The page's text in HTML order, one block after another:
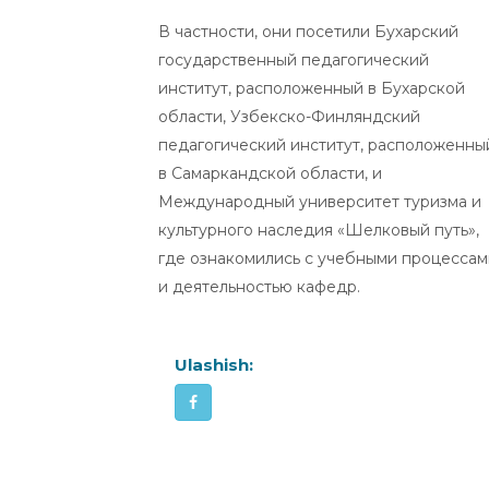
В частности, они посетили Бухарский
государственный педагогический
институт, расположенный в Бухарской
области, Узбекско-Финляндский
педагогический институт,
в Самаркандской области, и
Международный университет туризма и
культурного наследия «Шелковый путь»,
где ознакомились с учебными
и деятельностью кафедр.
Ulashish: